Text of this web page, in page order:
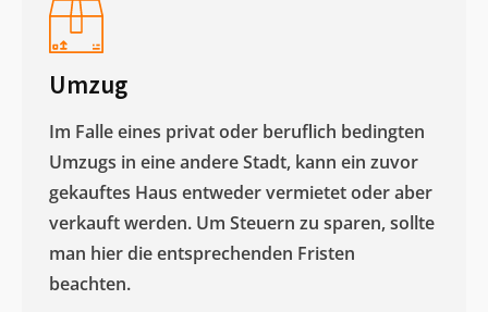
Umzug
Im Falle eines privat oder beruflich bedingten
Umzugs in eine andere Stadt, kann ein zuvor
gekauftes Haus entweder vermietet oder aber
verkauft werden. Um Steuern zu sparen, sollte
man hier die entsprechenden Fristen
beachten.